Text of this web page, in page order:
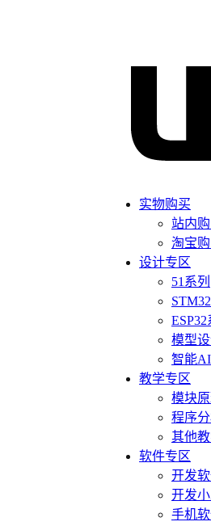
实物购买
站内
淘宝
设计专区
51系列
ESP32
模型
智能AI
教学专区
模块
程序
其他
软件专区
开发
开发
手机